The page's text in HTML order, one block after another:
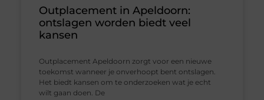
Outplacement in Apeldoorn:
ontslagen worden biedt veel
kansen
Outplacement Apeldoorn zorgt voor een nieuwe
toekomst wanneer je onverhoopt bent ontslagen.
Het biedt kansen om te onderzoeken wat je echt
wilt gaan doen. De